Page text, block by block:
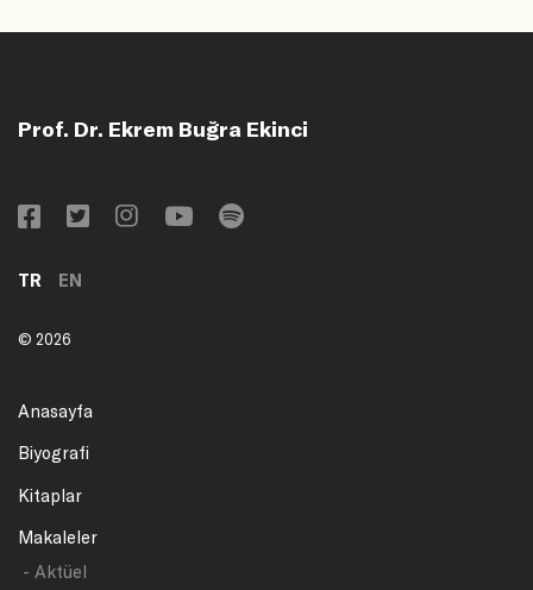
Prof. Dr. Ekrem Buğra Ekinci
TR EN
© 2026
Anasayfa
Biyografi
Kitaplar
Makaleler
- Aktüel